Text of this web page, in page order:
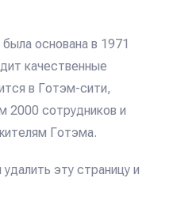
основана в 1971
качественные
в Готэм-сити,
2000 сотрудников и
Готэма.
эту страницу и